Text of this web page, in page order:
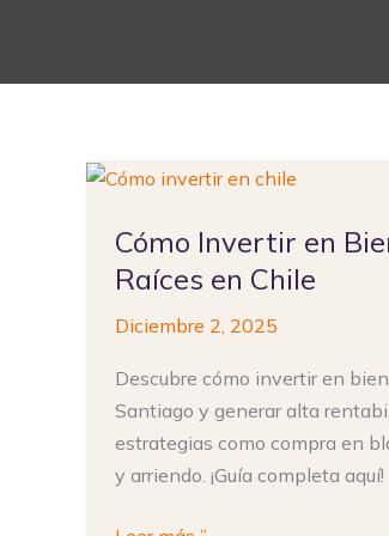
Cómo Invertir en
Raíces en Chile
Diciembre 2, 2025
Descubre cómo invertir en
Santiago y generar alta
estrategias como compra en
y arriendo. ¡Guía completa aquí!
Cómo
en
Bienes
en
Chile